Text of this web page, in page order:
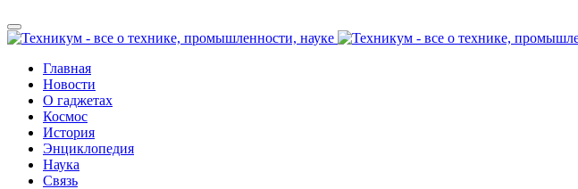
Главная
Новости
О гаджетах
Космос
История
Энциклопедия
Наука
Связь